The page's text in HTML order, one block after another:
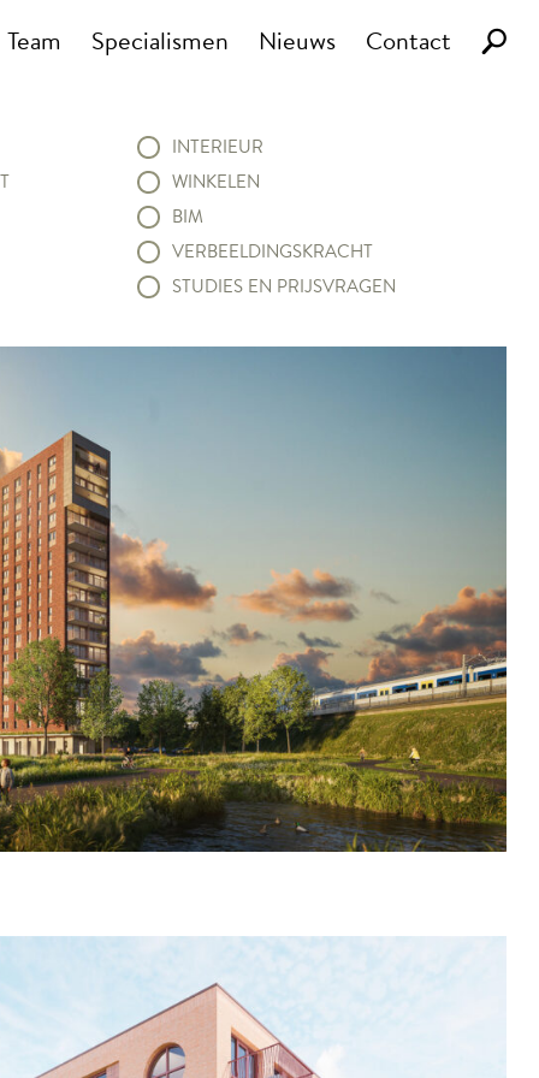
Team Specialismen Nieuws Contact
INTERIEUR
WINKELEN
BIM
VERBEELDINGSKRACHT
STUDIES EN PRIJSVRAGEN